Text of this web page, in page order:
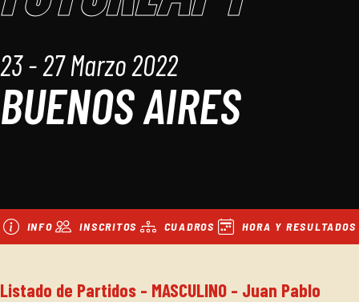
23 - 27 Marzo 2022
BUENOS AIRES
INFO INSCRITOS CUADROS HORA Y RESULTADOS
Listado de Partidos - MASCULINO - Juan Pablo